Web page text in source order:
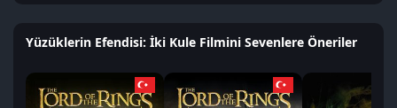
Yüzüklerin Efendisi: İki Kule Filmini Sevenlere Öneriler